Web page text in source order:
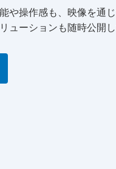
や操作感も、映像を通
ューションも随時公開し